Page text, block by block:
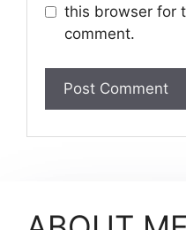
this browser for
comment.